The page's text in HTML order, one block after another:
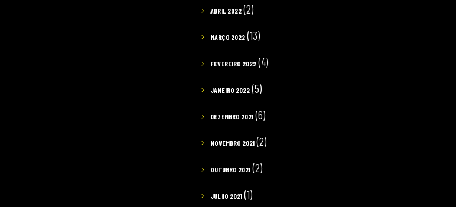
ABRIL 2022 (2)
MARÇO 2022 (13)
FEVEREIRO 2022 (4)
JANEIRO 2022 (5)
DEZEMBRO 2021 (6)
NOVEMBRO 2021 (2)
OUTUBRO 2021 (2)
JULHO 2021 (1)